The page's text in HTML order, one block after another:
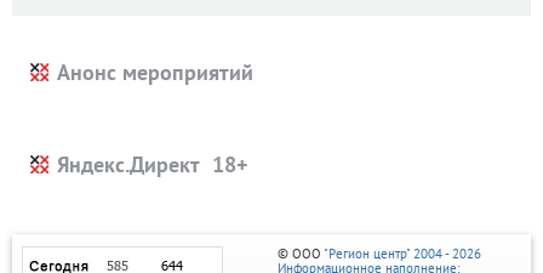
Анонс мероприятий
Яндекс.Директ
© ООО "Регион центр" 2004 - 2026
Информационное наполнение: